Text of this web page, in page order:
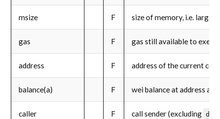
msize F size of memory, i.e.
gas F gas still available to
address F address of the current
balance(a) F wei balance at address a
caller F call sender (excluding